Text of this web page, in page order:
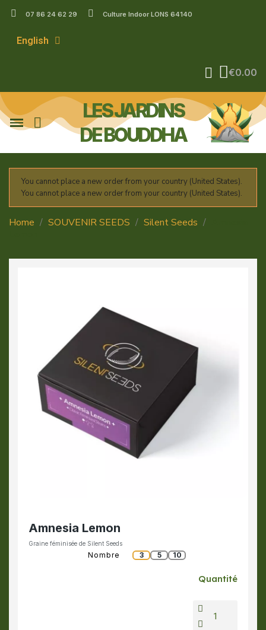
07 86 24 62 29 Culture Indoor LONS 64140
English
€0.00
LES JARDINS
DE BOUDDHA
You cannot place a new order from your country (United States).
You cannot place a new order from your country (United States).
Home SOUVENIR SEEDS Silent Seeds
Amnesia Lemon
Graine féminisée de Silent Seeds
Nombre 3 5 10
Quantité